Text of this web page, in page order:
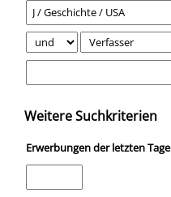
Weitere Suchkriterien
Erwerbungen der letzten Tage